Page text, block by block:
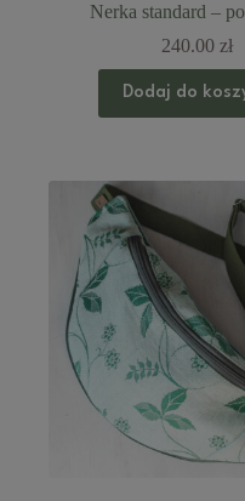
Nerka standard –
240.00 zł
Dodaj do